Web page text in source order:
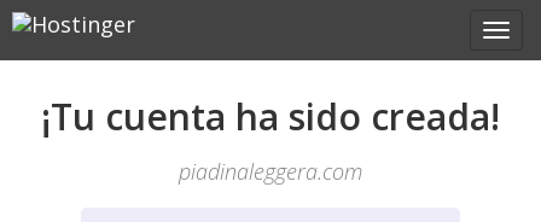
¡Tu cuenta ha sido creada!
piadinaleggera.com